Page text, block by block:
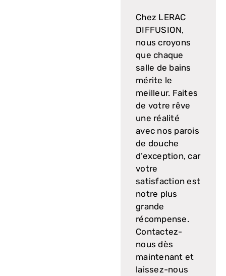
Chez LERAC
DIFFUSION,
nous croyons
que chaque
salle de bains
mérite le
meilleur. Faites
de votre rêve
une réalité
avec nos parois
de douche
d’exception, car
votre
satisfaction est
notre plus
grande
récompense.
Contactez-
nous dès
maintenant et
laissez-nous